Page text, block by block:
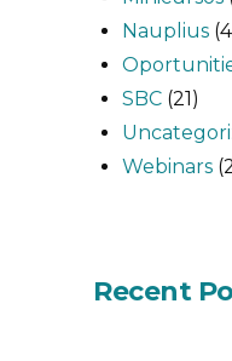
Nauplius
SBC(21)
Webinars
Recent